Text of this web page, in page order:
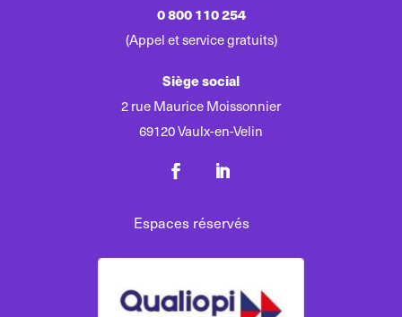
0 800 110 254
(Appel et service gratuits)
Siège social
2 rue Maurice Moissonnier
69120 Vaulx-en-Velin
Espaces réservés